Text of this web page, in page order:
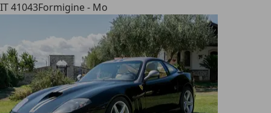
IT 41043Formigine - Mo